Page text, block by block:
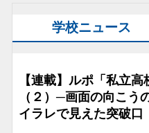
学校ニュース
【連載】ルポ「私立
（２）─画面の向こう
イラレで見えた突破口